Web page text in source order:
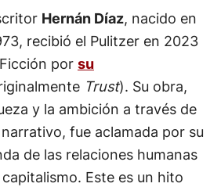
Hernán Díaz, nacido en
recibió el Pulitzer en 2023
por su
Trust). Su obra,
y la ambición a través de
fue aclamada por su
de las relaciones humanas
Este es un hito